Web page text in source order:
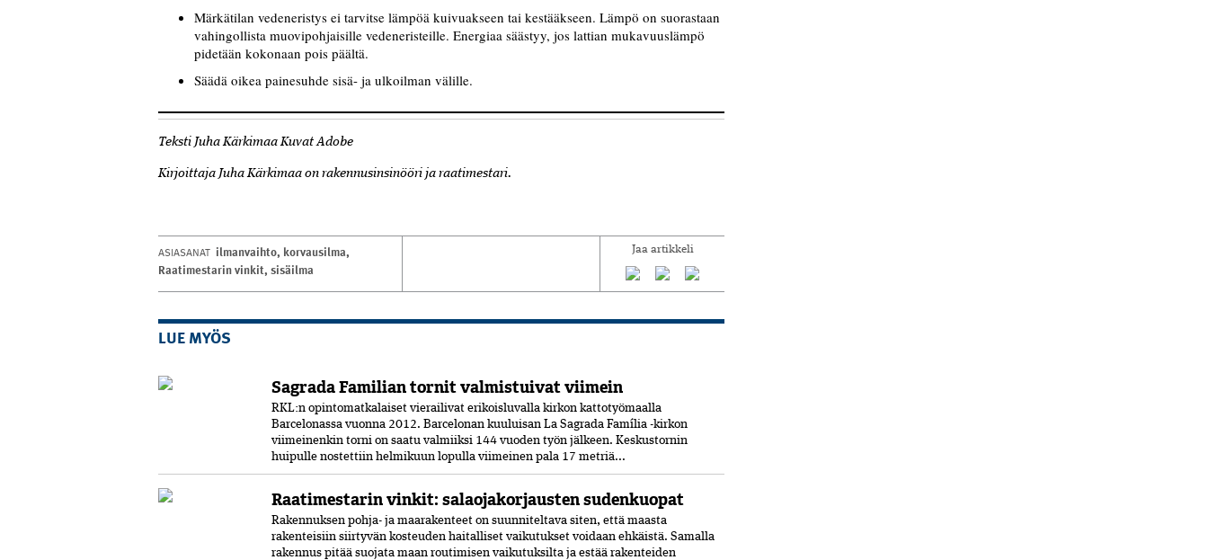
Märkätilan vedeneristys ei tarvitse lämpöä kuivuakseen tai kestääkseen. Lämpö on suorastaan
vahingollista muovipohjaisille vedeneristeille. Energiaa säästyy, jos lattian mukavuuslämpö
pidetään kokonaan pois päältä.
Säädä oikea painesuhde sisä- ja ulkoilman välille.
Teksti Juha Kärkimaa Kuvat Adobe
Kirjoittaja Juha Kärkimaa on rakennusinsinööri ja raatimestari.
ASIASANAT ilmanvaihto, korvausilma,
Raatimestarin vinkit,sisäilma
Jaa artikkeli
LUE MYÖS
Sagrada Familian tornit valmistuivat viimein
RKL:n opintomatkalaiset vierailivat erikoisluvalla kirkon kattotyömaalla
Barcelonassa vuonna 2012. Barcelonan kuuluisan La Sagrada Família -kirkon
viimeinenkin torni on saatu valmiiksi­ 144 vuoden työn jälkeen. Keskustornin
huipulle nostettiin helmikuun lopulla viimeinen pala 17 metriä...
Raatimestarin vinkit: salaojakorjausten sudenkuopat
Rakennuksen pohja- ja maarakenteet on suunniteltava siten, että maasta
rakenteisiin siirtyvän kosteuden haitalliset vaikutukset voidaan ehkäistä. Samalla
rakennus pitää suojata maan routimisen vaikutuksilta ja estää rakenteiden